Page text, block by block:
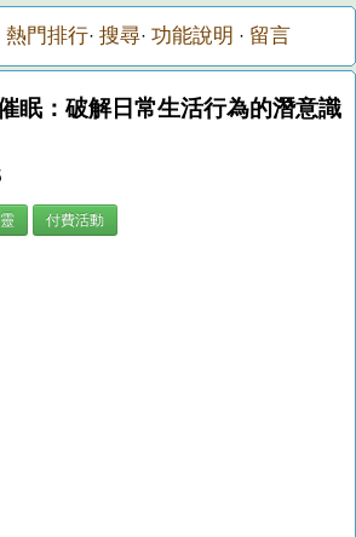
熱門排行· 搜尋· 功能說明 · 留言
眠：破解日常生活行為的潛意識
付費活動